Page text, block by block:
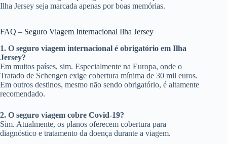
Ilha Jersey seja marcada apenas por boas memórias.
FAQ – Seguro Viagem Internacional Ilha Jersey
1. O seguro viagem internacional é obrigatório em Ilha
Jersey?
Em muitos países, sim. Especialmente na Europa, onde o
Tratado de Schengen exige cobertura mínima de 30 mil euros.
Em outros destinos, mesmo não sendo obrigatório, é altamente
recomendado.
2. O seguro viagem cobre Covid-19?
Sim. Atualmente, os planos oferecem cobertura para
diagnóstico e tratamento da doença durante a viagem.